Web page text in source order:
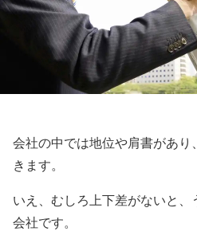
会社の中では地位や肩書があり
きます。
いえ、むしろ上下差がないと
会社です。